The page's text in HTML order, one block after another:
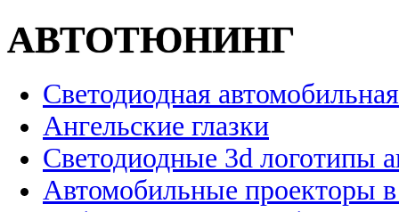
АВТОТЮНИНГ
Светодиодная
Ангельские глазки
Светодиодные 3d логотипы
Автомобильные проекторы